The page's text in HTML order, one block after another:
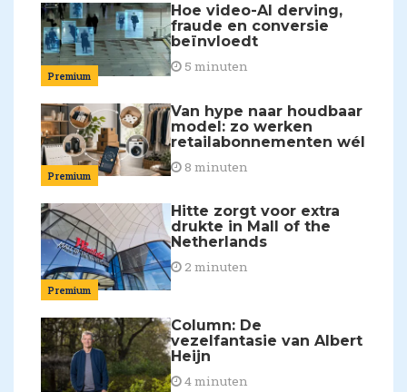
Premium
Hoe video-AI derving,
fraude en conversie
beïnvloedt
5 minuten
Premium
Van hype naar houdbaar
model: zo werken
retailabonnementen wél
8 minuten
Premium
Hitte zorgt voor extra
drukte in Mall of the
Netherlands
2 minuten
Column: De
vezelfantasie van Albert
Heijn
4 minuten